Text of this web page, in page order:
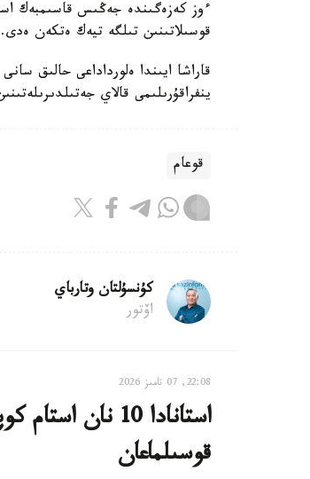
قوسىلاتىنىن تىلگە تيەك ەتكەن ەدى.
ينفراقۇرىلىمى قالاي
قوعام
كۇنسۇلتان وتارباي
اۆتور
22:08, 07 تامىز 2026
استانادا 10
قوسىلماعان